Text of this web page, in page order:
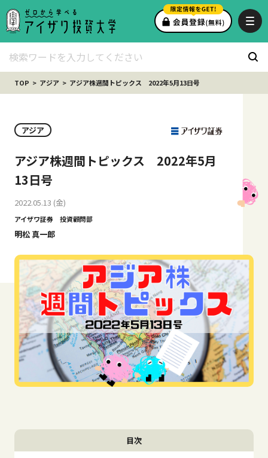
TOP アジア アジア株週間トピックス 2022年5月13日号
アジア
アジア株週間トピックス 2022年5月
13日号
2022.05.13 (金)
アイザワ証券 投資顧問部
明松 真一郎
目次